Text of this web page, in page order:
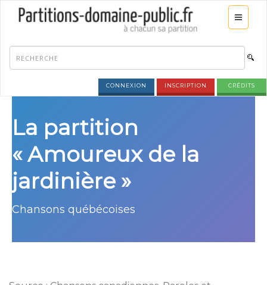
CONNEXION INSCRIPTION CRÉDITS
La partition
« Amoureux de la
jardinière »
Chansons québécoises